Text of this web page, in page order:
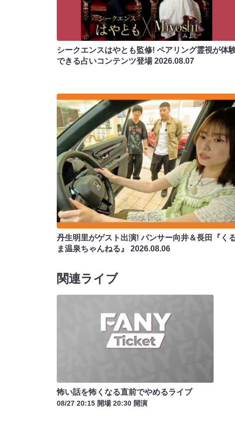
シークエンスはやとも監修! ペアリング霊視が体
できる占いコンテンツ登場2026.08.07
丹生明里がゲスト出演! パンサー向井＆長田『く
ま温泉ちゃんねる』 2026.08.06
関連ライブ
怖い話を怖くなる直前でやめるライブ
08/27 20:15 開場 20:30 開演